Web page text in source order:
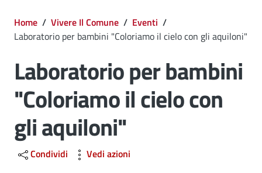
Briciole di pane
Home / Vivere Il Comune / Eventi /
Laboratorio per bambini "Coloriamo il cielo con gli aquiloni"
Laboratorio per bambini
"Coloriamo il cielo con
gli aquiloni"
Condividi Vedi azioni